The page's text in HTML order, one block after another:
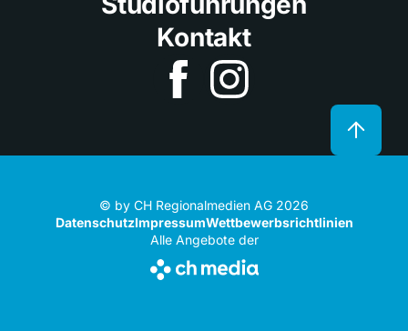
Kontakt
© by CH Regionalmedien AG 2026
DatenschutzImpressumWettbewerbsrichtlinien
Alle Angebote der